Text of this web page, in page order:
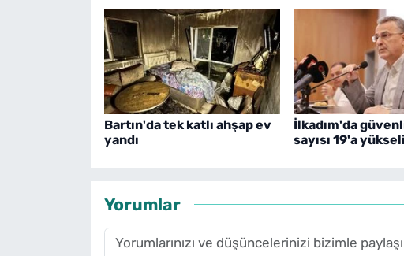
Bartın'da tek katlı ahşap ev
yandı
İlkadım'da
sayısı 19'a
Yorumlar